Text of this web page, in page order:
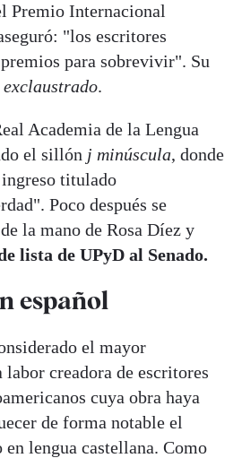
Premio Internacional
"los escritores
para sobrevivir". Su
.
Academia de la Lengua
el sillón j minúscula, donde
titulado
Poco después se
la mano de Rosa Díez y
lista de UPyD al Senado.
español
el mayor
creadora de escritores
cuya obra haya
de forma notable el
lengua castellana. Como